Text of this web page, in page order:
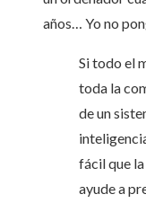
años… Yo no
Si todo el
toda la
de un
fácil que
ayude a